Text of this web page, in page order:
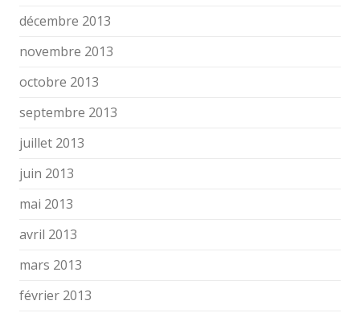
décembre 2013
novembre 2013
octobre 2013
septembre 2013
juillet 2013
juin 2013
mai 2013
avril 2013
mars 2013
février 2013